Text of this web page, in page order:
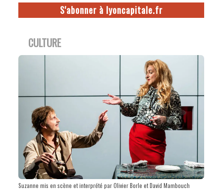
S'abonner à lyoncapitale.fr
CULTURE
Suzanne mis en scène et interprété par Olivier Borle et David Mambouch